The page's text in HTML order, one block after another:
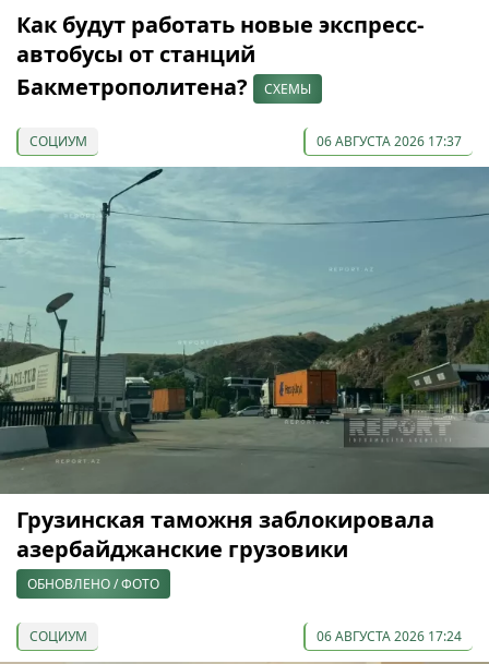
Как будут работать новые экспресс-
автобусы от станций
Бакметрополитена?
СХЕМЫ
СОЦИУМ 06 АВГУСТА 2026 17:37
Грузинская таможня заблокировала
азербайджанские грузовики
ОБНОВЛЕНО / ФОТО
СОЦИУМ 06 АВГУСТА 2026 17:24